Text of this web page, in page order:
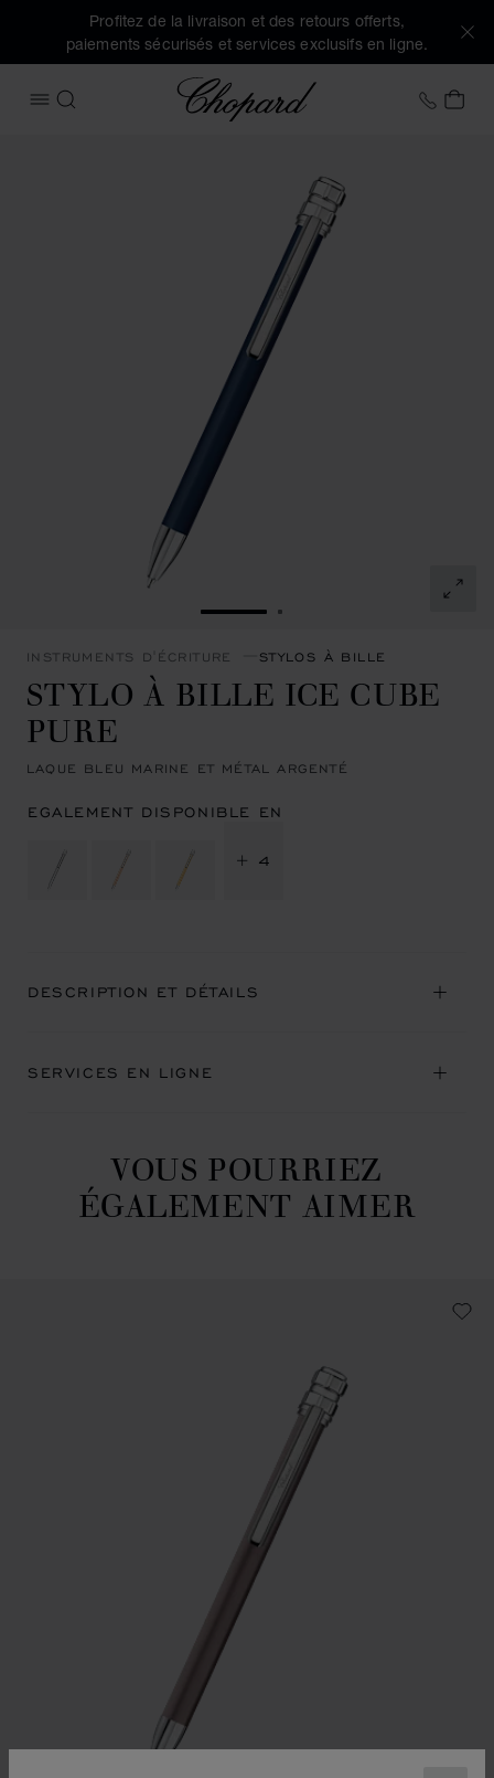
Profitez de la livraison et des retours offerts,
paiements sécurisés et services exclusifs en ligne.
OUVRIR LE MENU
RECHERCHER
Chopard +41
ALLER À LA DIAPOSITIVE 1
ALLER À LA
INSTRUMENTS D'ÉCRITURE STYLOS À BILLE
STYLO À BILLE ICE CUBE
PURE
LAQUE BLEU MARINE ET MÉTAL ARGENTÉ
EGALEMENT DISPONIBLE EN
+ 4
DESCRIPTION ET DÉTAILS
SERVICES EN LIGNE
VOUS POURRIEZ
ÉGALEMENT AIMER